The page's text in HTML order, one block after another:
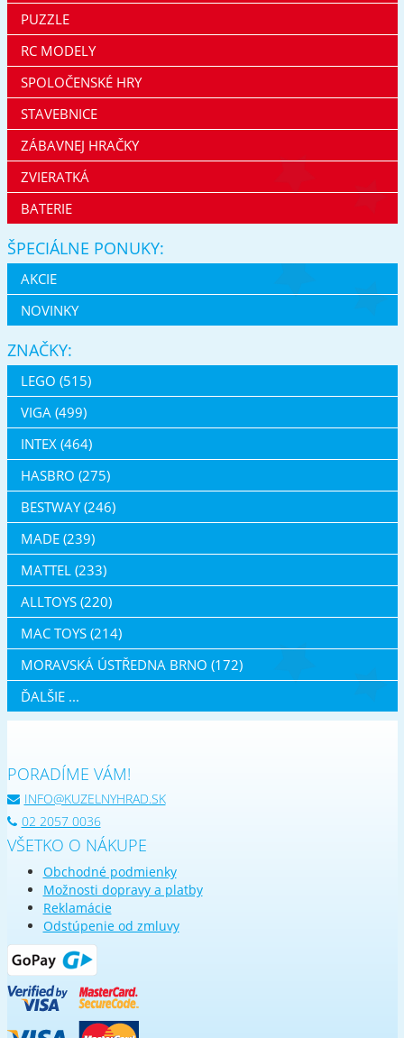
PUZZLE
RC MODELY
SPOLOČENSKÉ HRY
STAVEBNICE
ZÁBAVNEJ HRAČKY
ZVIERATKÁ
BATERIE
ŠPECIÁLNE PONUKY:
AKCIE
NOVINKY
ZNAČKY:
LEGO (515)
VIGA (499)
INTEX (464)
HASBRO (275)
BESTWAY (246)
MADE (239)
MATTEL (233)
ALLTOYS (220)
MAC TOYS (214)
MORAVSKÁ ÚSTŘEDNA BRNO (172)
ĎALŠIE ...
PORADÍME VÁM!
INFO@KUZELNYHRAD.SK
02 2057 0036
VŠETKO O NÁKUPE
Obchodné podmienky
Možnosti dopravy a platby
Reklamácie
Odstúpenie od zmluvy